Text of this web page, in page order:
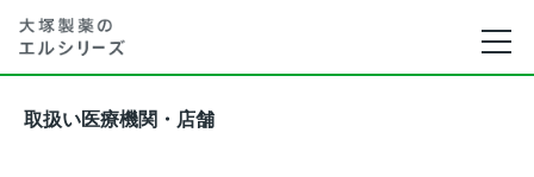
取扱い医療機関・店舗